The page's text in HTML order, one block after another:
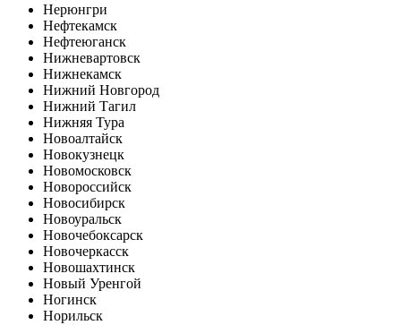
Нерюнгри
Нефтекамск
Нефтеюганск
Нижневартовск
Нижнекамск
Нижний Новгород
Нижний Тагил
Нижняя Тура
Новоалтайск
Новокузнецк
Новомосковск
Новороссийск
Новосибирск
Новоуральск
Новочебоксарск
Новочеркасск
Новошахтинск
Новый Уренгой
Ногинск
Норильск